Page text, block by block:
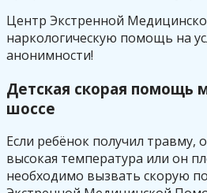
Центр Экстренной
наркологическую помощь на
анонимности!
Детская скорая помощь
шоссе
Если ребёнок получил травму,
высокая температура или он
необходимо вызвать скорую